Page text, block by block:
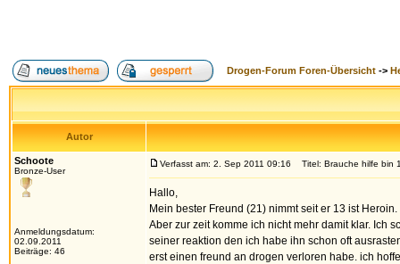
Drogen-Forum Foren-Übersicht ->
Autor
Schoote
Bronze-User
Anmeldungsdatum:
02.09.2011
Beiträge: 46
Verfasst am: 2. Sep 2011 09:16 Titel: Brauche hilfe bin
Hallo,
Mein bester Freund (21) nimmt seit er 13 ist
Aber zur zeit komme ich nicht mehr damit klar. Ich
seiner reaktion den ich habe ihn schon oft
erst einen freund an drogen verloren habe. ich